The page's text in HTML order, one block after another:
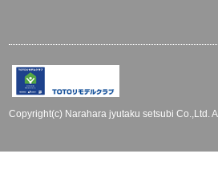
Copyright(c) Narahara jyutaku setsubi Co.,Ltd.